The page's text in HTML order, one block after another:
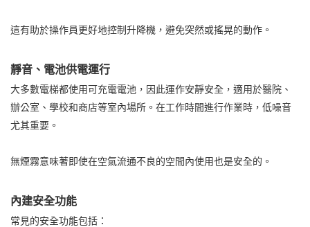
這有助於操作員更好地控制升降機，避免突然或搖晃的動作。
靜音、電池供電運行
大多數電梯都使用可充電電池，因此運作安靜安全，適用於醫院、
辦公室、學校和商店等室內場所。在工作時間進行作業時，低噪音
尤其重要。
無煙霧意味著即使在空氣流通不良的空間內使用也是安全的。
內建安全功能
常見的安全功能包括：